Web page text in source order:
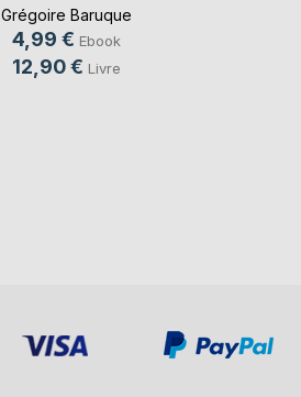
Grégoire Baruque
4,99 € Ebook
12,90 € Livre